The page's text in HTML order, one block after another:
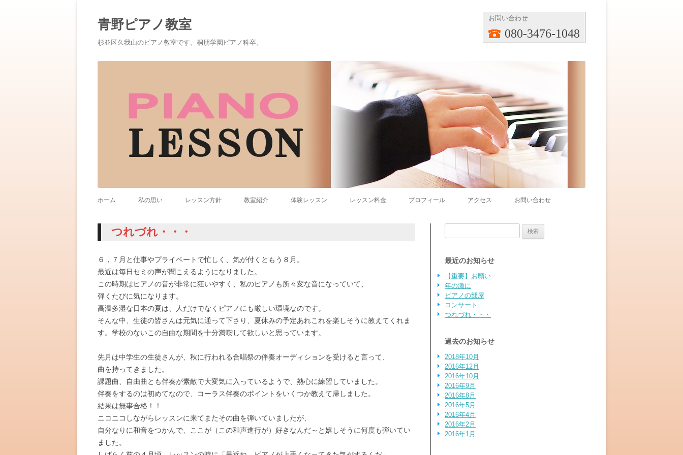
青野ピアノ教室
杉並区久我山のピアノ教室です。桐朋学園ピアノ科卒。
お問い合わせ
080-3476-1048
ホーム 私の思い レッスン方針 教室紹介 体験レッスン レッスン料金 プロフィール アクセス お問い合わせ
つれづれ・・・
６，７月と仕事やプライベートで忙しく、気が付くともう８月。
最近は毎日セミの声が聞こえるようになりました。
この時期はピアノの音が非常に狂いやすく、私のピアノも所々変な音になっていて、
弾くたびに気になります。
高温多湿な日本の夏は、人だけでなくピアノにも厳しい環境なのです。
そんな中、生徒の皆さんは元気に通って下さり、夏休みの予定あれこれを楽しそうに教えてくれま
す。学校のないこの自由な期間を十分満喫して欲しいと思っています。
先月は中学生の生徒さんが、秋に行われる合唱祭の伴奏オーディションを受けると言って、
曲を持ってきました。
課題曲、自由曲とも伴奏が素敵で大変気に入っているようで、熱心に練習していました。
伴奏をするのは初めてなので、コーラス伴奏のポイントをいくつか教えて帰しました。
結果は無事合格！！
ニコニコしながらレッスンに来てまたその曲を弾いていましたが、
自分なりに和音をつかんで、ここが（この和声進行が）好きなんだ～と嬉しそうに何度も弾いてい
ました。
最近のお知らせ
【重要】お願い
年の瀬に
ピアノの部屋
コンサート
つれづれ・・・
過去のお知らせ
2018年10月
2016年12月
2016年10月
2016年9月
2016年8月
2016年5月
2016年4月
2016年2月
2016年1月